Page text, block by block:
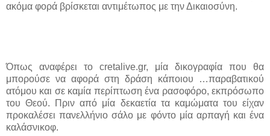
ακόμα φορά βρίσκεται αντιμέτωπος με την Δικαιοσύνη.
Όπως αναφέρει το cretalive.gr, μία δικογραφία που θα
μπορούσε να αφορά στη δράση κάποιου …παραβατικού
ατόμου και σε καμία περίπτωση ένα ρασοφόρο, εκπρόσωπο
του Θεού. Πριν από μία δεκαετία τα καμώματα του είχαν
προκαλέσει πανελλήνιο σάλο με φόντο μία αρπαγή και ένα
καλάσνικοφ.